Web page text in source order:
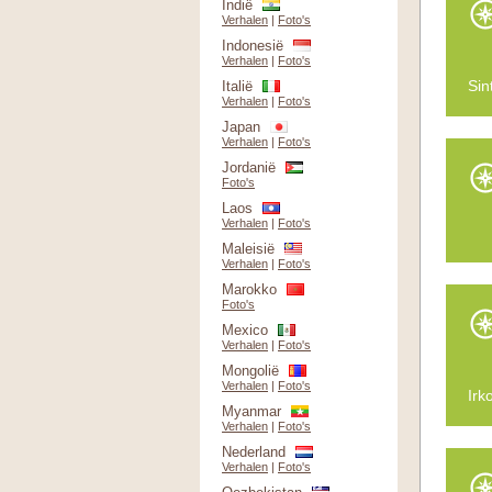
Indië
Verhalen | Foto's
Indonesië
Verhalen | Foto's
Italië
Verhalen | Foto's
Japan
Verhalen | Foto's
Jordanië
Foto's
Laos
Verhalen | Foto's
Maleisië
Verhalen | Foto's
Marokko
Foto's
Mexico
Verhalen | Foto's
Mongolië
Verhalen | Foto's
Myanmar
Verhalen | Foto's
Nederland
Verhalen | Foto's